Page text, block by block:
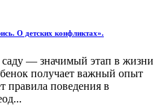
О детских конфликтах».
— значимый этап в жизни
получает важный опыт
правила поведения в